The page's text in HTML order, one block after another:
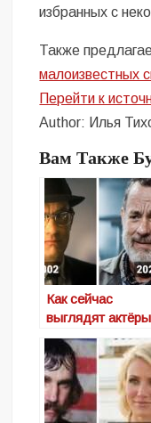
избранных с
Также
малоизвестных
Перейти к
Author: Илья
Вам Также
Как сейчас
выглядят актёры
и актрисы,
исполнившие
роли в фильмах,
которым в этом
году